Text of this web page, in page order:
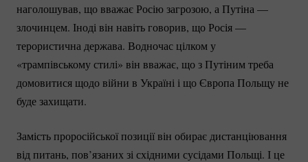
наголошував, що вважає Росію загрозою, а Путіна —
злочинцем. Іноді він навіть говорив, що Росія —
терористична держава. Водночас цілком у
«трампівському стилі» він вважає, що з Путіним треба
домовитися щодо війни в Україні і що Європа Польщу не
буде захищати.
Замість проросійської позиції він обирає дистанціювання
від питань, пов’язаних зі східними сусідами Польщі. І це